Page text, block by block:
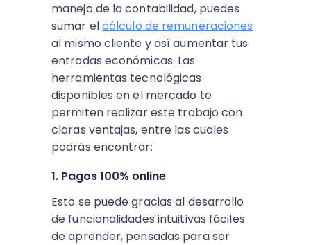
manejo de la contabilidad, puedes
sumar elcálculo de remuneraciones
al mismo cliente y así aumentar tus
entradas económicas. Las
herramientas tecnológicas
disponibles en el mercado te
permiten realizar este trabajo con
claras ventajas, entre las cuales
podrás encontrar:
1. Pagos 100% online
Esto se puede gracias al desarrollo
de funcionalidades intuitivas fáciles
de aprender, pensadas para ser